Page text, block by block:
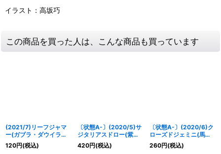
イラスト：高坂巧
この商品を買った人は、こんな商品も買っています
(2021/7)リーフジャマ
ー(ガブラ・ダウイラス
ト)【R】{BS53-072}
《緑》
120円(税込)
〔状態A-〕(2020/5)サ
ジタリアスドロー(紫乃
宮まゐイラスト/PB06収
録)【R】{BS47-097}
420円(税込)
〔状態A-〕(2020/6)ク
ローズドジェミニ(馬神
ダン/ホイル仕様)【C】
{BS47-101}《黄》
260円(税込)